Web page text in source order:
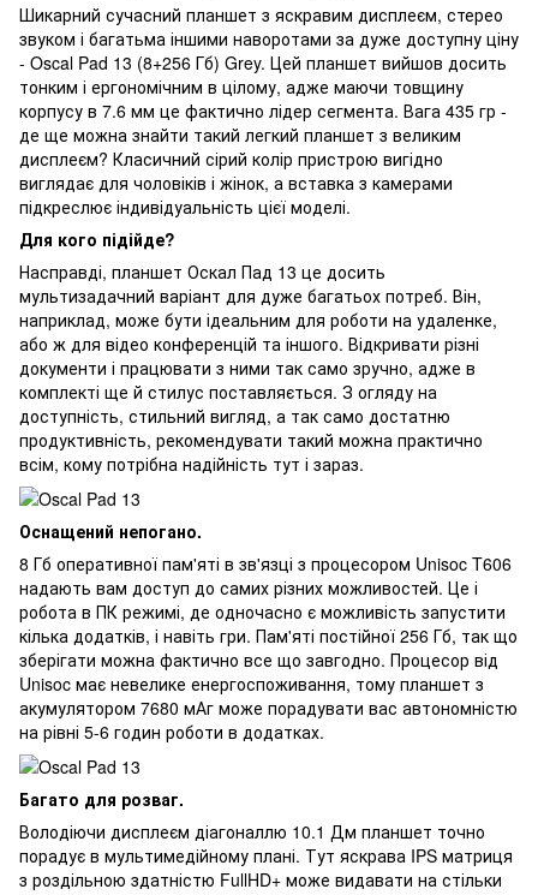
Шикарний сучасний планшет з яскравим дисплеєм, стерео
звуком і багатьма іншими наворотами за дуже доступну ціну
- Oscal Pad 13 (8+256 Гб) Grey. Цей планшет вийшов досить
тонким і ергономічним в цілому, адже маючи товщину
корпусу в 7.6 мм це фактично лідер сегмента. Вага 435 гр -
де ще можна знайти такий легкий планшет з великим
дисплеєм? Класичний сірий колір пристрою вигідно
виглядає для чоловіків і жінок, а вставка з камерами
підкреслює індивідуальність цієї моделі.
Для кого підійде?
Насправді, планшет Оскал Пад 13 це досить
мультизадачний варіант для дуже багатьох потреб. Він,
наприклад, може бути ідеальним для роботи на удаленке,
або ж для відео конференцій та іншого. Відкривати різні
документи і працювати з ними так само зручно, адже в
комплекті ще й стилус поставляється. З огляду на
доступність, стильний вигляд, а так само достатню
продуктивність, рекомендувати такий можна практично
всім, кому потрібна надійність тут і зараз.
Оснащений непогано.
8 Гб оперативної пам'яті в зв'язці з процесором Unisoc T606
надають вам доступ до самих різних можливостей. Це і
робота в ПК режимі, де одночасно є можливість запустити
кілька додатків, і навіть гри. Пам'яті постійної 256 Гб, так що
зберігати можна фактично все що завгодно. Процесор від
Unisoc має невелике енергоспоживання, тому планшет з
акумулятором 7680 мАг може порадувати вас автономністю
на рівні 5-6 годин роботи в додатках.
Багато для розваг.
Володіючи дисплеєм діагоналлю 10.1 Дм планшет точно
порадує в мультимедійному плані. Тут яскрава IPS матриця
з роздільною здатністю FullHD+ може видавати на стільки